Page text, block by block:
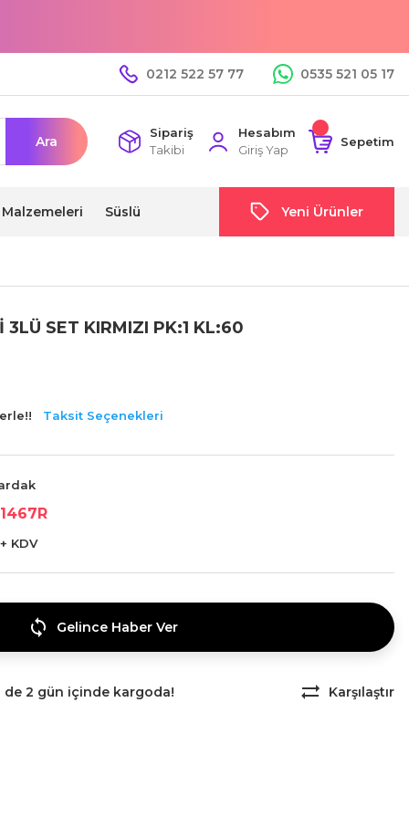
0212 522 57 77 0535 521 05 17
Ara
Sipariş
Takibi
Hesabım
Giriş Yap
Sepetim
Süslü Yeni Ürünler
3LÜ SET KIRMIZI PK:1 KL:60
Taksit Seçenekleri
KDV
Gelince Haber Ver
2 gün içinde kargoda! Karşılaştır